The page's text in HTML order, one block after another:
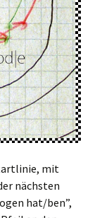
mit
nächsten
hat/ben”,